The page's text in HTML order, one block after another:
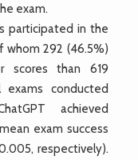
exam.
participated in the
whom 292 (46.5%)
scores than 619
conducted
achieved
exam success
respectively).